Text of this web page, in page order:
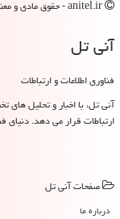
آنی تل
فناوری اطلاعات و ارتباطات
آنی تل، با اخبار و تحلیل های
ارتباطات قرار می دهد. دنیای
صفحات آنی تل
درباره ما